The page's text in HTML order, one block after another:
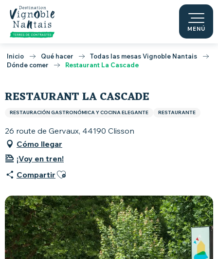
Aller
contenu
principal
MENÚ
Inicio Qué hacer
Todas las mesas Vignoble Nantais
Dónde comer
Restaurant La Cascade
RESTAURANT LA CASCADE
RESTAURACIÓN GASTRONÓMICA Y COCINA ELEGANTE RESTAURANTE
26 route de Gervaux, 44190 Clisson
Cómo llegar
¡Voy en tren!
Compartir Ajouter aux favoris